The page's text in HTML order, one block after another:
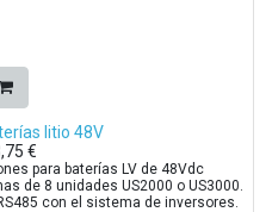
litio 48V
€
para baterías LV de 48Vdc
de 8 unidades US2000 o US3000.
con el sistema de inversores.